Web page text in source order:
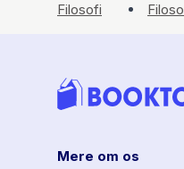
Filosofi
Mere om os